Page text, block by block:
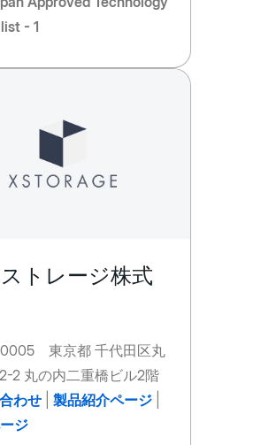
- 1
トレージ株式
東京都 千代田区丸
2 丸の内二重橋ビル2階
わせ| 製品紹介ページ
ジ